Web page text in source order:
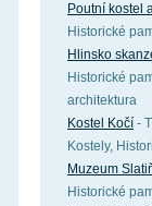
Poutní kostel
Historické
Hlinsko
Historické
architektura
Kostel Kočí -
Kostely,
Muzeum
Historické